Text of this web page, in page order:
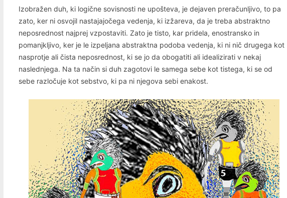
Izobražen duh, ki logične sovisnosti ne upošteva, je dejaven preračunljivo, to pa
zato, ker ni osvojil nastajajočega vedenja, ki izžareva, da je treba abstraktno
neposrednost najprej vzpostaviti. Zato je tisto, kar pridela, enostransko in
pomanjkljivo, ker je le izpeljana abstraktna podoba vedenja, ki ni nič drugega kot
nasprotje ali čista neposrednost, ki se jo da obogatiti ali idealizirati v nekaj
naslednjega. Na ta način si duh zagotovi le samega sebe kot tistega, ki se od
sebe razločuje kot sebstvo, ki pa ni njegova sebi enakost.